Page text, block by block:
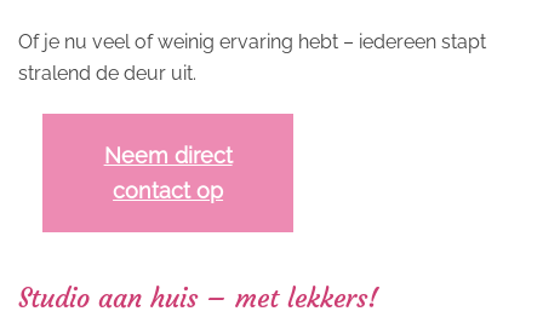
Of je nu veel of weinig ervaring hebt – iedereen stapt
stralend de deur uit.
Neem direct
contact op
Studio aan huis – met lekkers!